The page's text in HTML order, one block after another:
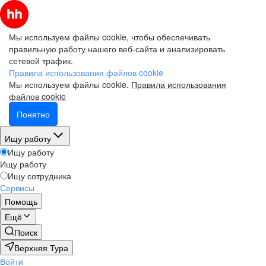
Мы используем файлы cookie, чтобы обеспечивать
правильную работу нашего веб-сайта и анализировать
сетевой трафик.
Правила использования файлов cookie
Мы используем файлы cookie. Правила использования
файлов cookie
Понятно
Ищу работу
Ищу работу
Ищу работу
Ищу сотрудника
Сервисы
Помощь
Ещё
Поиск
Верхняя Тура
Войти